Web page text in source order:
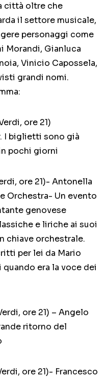
città oltre che
il settore musicale,
personaggi come
Morandi, Gianluca
Vinicio Capossela,
grandi nomi.
ore 21)
I biglietti sono già
pochi giorni
ore 21)- Antonella
Orchestra- Un evento
genovese
e liriche ai suoi
chiave orchestrale.
per lei da Mario
era la voce dei
ore 21) – Angelo
ritorno del
ore 21)- Francesco